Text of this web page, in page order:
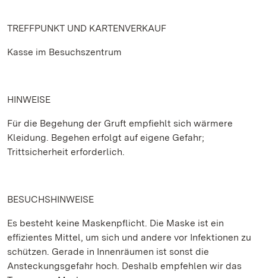
TREFFPUNKT UND KARTENVERKAUF
Kasse im Besuchszentrum
HINWEISE
Für die Begehung der Gruft empfiehlt sich wärmere
Kleidung. Begehen erfolgt auf eigene Gefahr;
Trittsicherheit erforderlich.
BESUCHSHINWEISE
Es besteht keine Maskenpflicht. Die Maske ist ein
effizientes Mittel, um sich und andere vor Infektionen zu
schützen. Gerade in Innenräumen ist sonst die
Ansteckungsgefahr hoch. Deshalb empfehlen wir das